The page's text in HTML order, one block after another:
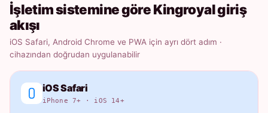
İşletim sistemine göre Kingroyal giriş
akışı
iOS Safari, Android Chrome ve PWA için ayrı dört adım ·
cihazından doğrudan uygulanabilir
iOS Safari
iPhone 7+ · iOS 14+